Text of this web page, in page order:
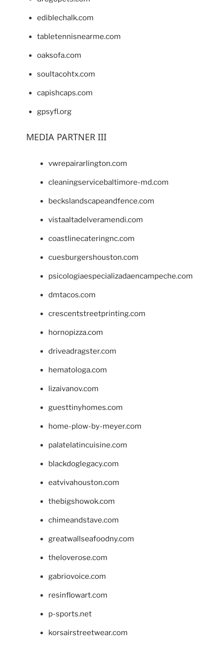
ediblechalk.com
tabletennisnearme.com
oaksofa.com
soultacohtx.com
capishcaps.com
gpsyfl.org
MEDIA PARTNER III
vwrepairarlington.com
cleaningservicebaltimore-md.com
beckslandscapeandfence.com
vistaaltadelveramendi.com
coastlinecateringnc.com
cuesburgershouston.com
psicologiaespecializadaencampeche.com
dmtacos.com
crescentstreetprinting.com
hornopizza.com
driveadragster.com
hematologa.com
lizaivanov.com
guesttinyhomes.com
home-plow-by-meyer.com
palatelatincuisine.com
blackdoglegacy.com
eatvivahouston.com
thebigshowok.com
chimeandstave.com
greatwallseafoodny.com
theloverose.com
gabriovoice.com
resinflowart.com
p-sports.net
korsairstreetwear.com